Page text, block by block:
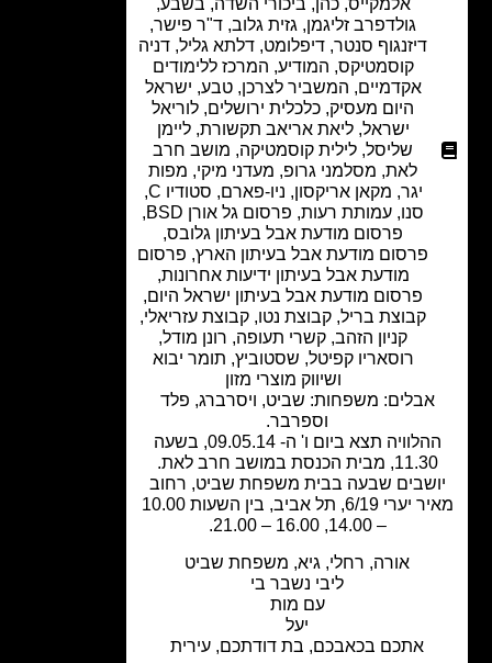
אלמקייס, כהן,ביכורי השדה, בשבע,
גולדפרב זליגמן,גזית גלוב,ד"ר פישר,
דיזנגוף סנטר,דיפלומט,דלתא גליל,דניה
קוסמטיקס,המודיע ,המרכז ללימודים
אקדמיים,המשביר לצרכן,טבע,ישראל
היום מעסיק, כלכלית ירושלים ,לוריאל
ליאת אריאב תקשורת,ליימן
שליסל
לילית קוסמטיקה,מושב חרב
מסלמני גרופ,מעדני מיקי,מפות
מקאן אריקסון ,ניו-פארם,סטודיו C
,
עמותת רעות,פרסום גל אורן BSD
,
פרסום מודעת אבל בעיתון גלובס,
פרסום מודעת אבל בעיתון הארץ,פרסום
מודעת אבל בעיתון ידיעות אחרונות,
פרסום מודעת אבל בעיתון ישראל היום,
קבוצת בריל,קבוצת נטו,קבוצת עזריאלי ,
קניון הזהב,קשרי תעופה, רונן מודל,
רוסאריו קפיטל, שסטוביץ,תומר יבוא
ושיווק מוצרי מזון
אבלים: משפחות: שביט, ויסרברג, פלד
וספרבר.
ההלוויה תצא ביום ו' ה- 09.05.14, בשעה
שבעה בבית משפחת שביט, רחוב
מאיר יערי 6/19, תל אביב, בין השעות 10.00
אורה, רחלי, גיא, משפחת שביט
ליבי נשבר בי
אתכם בכאבכם, בת דודתכם, עירית